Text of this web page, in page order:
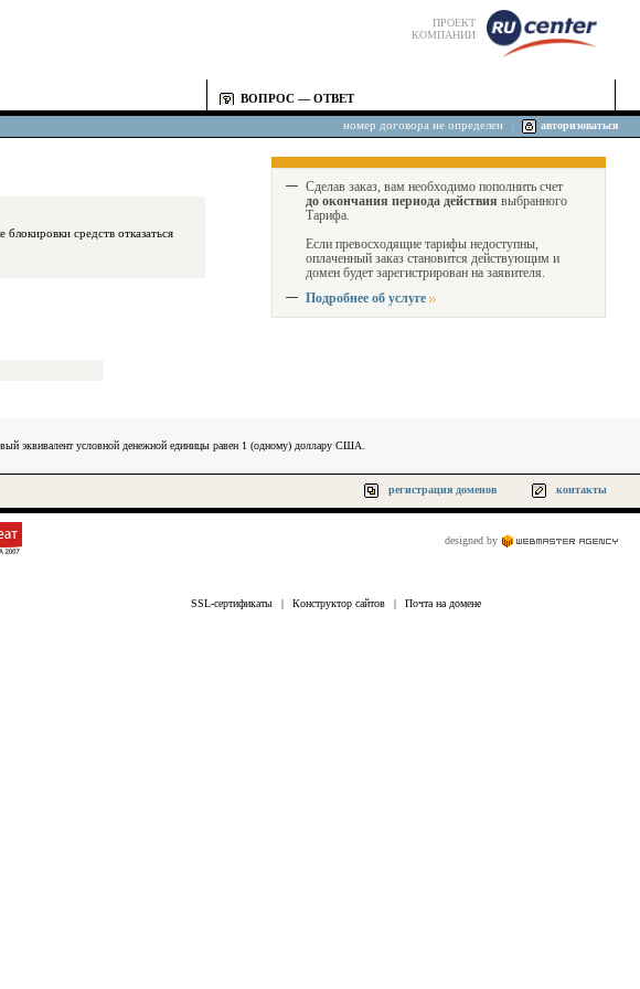
ПРОЕКТ
КОМПАНИИ
ВОПРОС — ОТВЕТ
номер договора не определен авторизоваться
Сделав заказ, вам необходимо пополнить счет
до окончания периода действия выбранного
Тарифа.
Если превосходящие тарифы недоступны,
оплаченный заказ становится действующим и
домен будет зарегистрирован на заявителя.
Подробнее об услуге
эквивалент условной денежной единицы равен 1 (одному) доллару США.
регистрация доменов контакты
designed by
SSL-сертификаты | Конструктор сайтов | Почта на домене